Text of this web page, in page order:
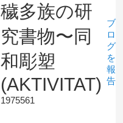
穢多族の研
究書物〜同
和彫塑
(AKTIVITAT)
1975561
ブ
ロ
グ
を
報
告